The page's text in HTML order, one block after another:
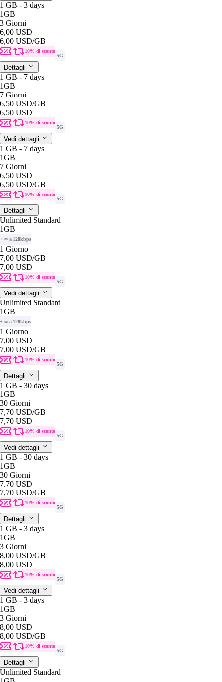
1 GB - 3 days
1GB
3 Giorni
6,00 USD
6,00 USD/GB
10% di sconto
5G
Dettagli
1 GB - 7 days
1GB
7 Giorni
6,50 USD/GB
6,50 USD
10% di sconto
5G
Vedi dettagli
1 GB - 7 days
1GB
7 Giorni
6,50 USD
6,50 USD/GB
10% di sconto
5G
Dettagli
Unlimited Standard
1GB
+ ∞ a 128kbps
1 Giorno
7,00 USD/GB
7,00 USD
10% di sconto
5G
Vedi dettagli
Unlimited Standard
1GB
+ ∞ a 128kbps
1 Giorno
7,00 USD
7,00 USD/GB
10% di sconto
5G
Dettagli
1 GB - 30 days
1GB
30 Giorni
7,70 USD/GB
7,70 USD
10% di sconto
5G
Vedi dettagli
1 GB - 30 days
1GB
30 Giorni
7,70 USD
7,70 USD/GB
10% di sconto
5G
Dettagli
1 GB - 3 days
1GB
3 Giorni
8,00 USD/GB
8,00 USD
10% di sconto
5G
Vedi dettagli
1 GB - 3 days
1GB
3 Giorni
8,00 USD
8,00 USD/GB
10% di sconto
5G
Dettagli
Unlimited Standard